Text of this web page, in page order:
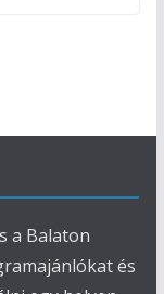
a Balaton
és